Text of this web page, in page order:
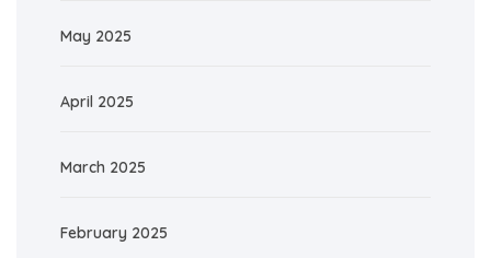
May 2025
April 2025
March 2025
February 2025